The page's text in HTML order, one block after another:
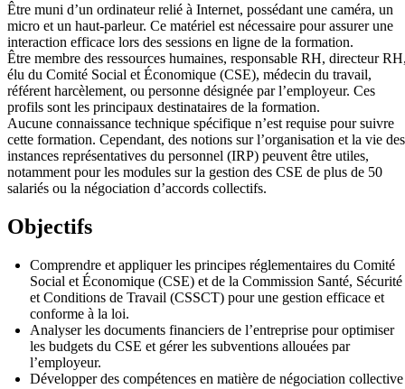
Être muni d’un ordinateur relié à Internet, possédant une caméra, un
micro et un haut-parleur. Ce matériel est nécessaire pour assurer une
interaction efficace lors des sessions en ligne de la formation.
Être membre des ressources humaines, responsable RH, directeur
élu du Comité Social et Économique (CSE), médecin du travail,
référent harcèlement, ou personne désignée par l’employeur. Ces
profils sont les principaux destinataires de la formation.
Aucune connaissance technique spécifique n’est requise pour suivre
cette formation. Cependant, des notions sur l’organisation et la vie des
instances représentatives du personnel (IRP) peuvent être utiles,
notamment pour les modules sur la gestion des CSE de plus de 50
salariés ou la négociation d’accords collectifs.
Objectifs
Comprendre et appliquer les principes réglementaires du Comité
Social et Économique (CSE) et de la Commission Santé, Sécurité
et Conditions de Travail (CSSCT) pour une gestion efficace et
conforme à la loi.
Analyser les documents financiers de l’entreprise pour optimiser
les budgets du CSE et gérer les subventions allouées par
l’employeur.
Développer des compétences en matière de négociation collective